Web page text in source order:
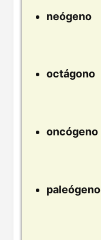
neógeno
octágono
oncógeno
paleógeno